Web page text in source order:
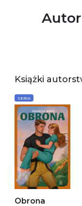
Książki
SERIA
Obrona